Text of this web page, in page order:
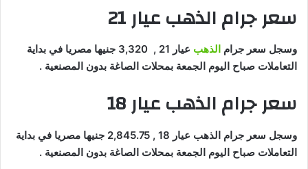
سعر جرام الذهب عيار 21
وسجل سعر جرام الذهب
عيار 21 , 3,320 جنيها مصريا في بداية
التعاملات صباح اليوم الجمعة بمحلات الصاغة بدون المصنعية .
سعر جرام الذهب عيار 18
وسجل سعر جرام الذهب عيار 18 , 2,845.75 جنيها مصريا في بداية
التعاملات صباح اليوم الجمعة بمحلات الصاغة بدون المصنعية .